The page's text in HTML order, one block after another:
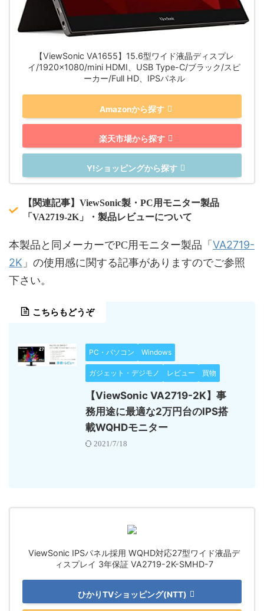
【ViewSonic VA1655】15.6型ワイド液晶ディスプレ
イ/1920×1080/mini HDMI、USB Type-C/ブラック/スピ
ーカー/Full HD、IPSパネル
Amazonから探す
楽天市場から探す
Y!ショッピングから探す
【関連記事】ViewSonic製・PC用モニター製品
「VA2719-2K」・製品レビューについて
本製品と同メーカーでPC用モニター製品「 VA2719-
2K 」の使用感に関する記事がありますのでご参照
下さい。
こちらもどうぞ
PC・パソコン Windows
ガジェット・デジモノ レビュー 買物
【ViewSonic VA2719-2K】事
務用途に最適な2万円台のIPS搭
載WQHDモニター
2021/7/18
ViewSonic IPSパネル採用 WQHD対応27型ワイド液晶デ
ィスプレイ 3年保証 VA2719-2K-SMHD-7
ひかりTVショッピング(NTT)